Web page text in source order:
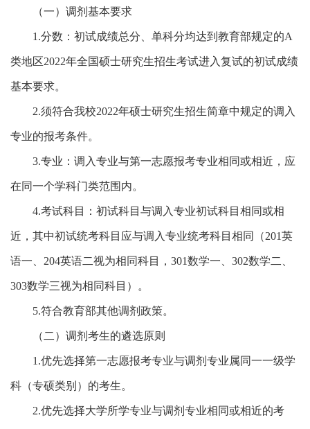
（一）调剂基本要求
1.分数：初试成绩总分、单科分均达到教育部规定的A
类地区2022年全国硕士研究生招生考试进入复试的初试成绩
基本要求。
2.须符合我校2022年硕士研究生招生简章中规定的调入
专业的报考条件。
3.专业：调入专业与第一志愿报考专业相同或相近，应
在同一个学科门类范围内。
4.考试科目：初试科目与调入专业初试科目相同或相
近，其中初试统考科目应与调入专业统考科目相同（201英
语一、 204英语二视为相同科目， 301数学一、 302数学二、
303数学三视为相同科目）。
5.符合教育部其他调剂政策。
（二）调剂考生的遴选原则
1.优先选择第一志愿报考专业与调剂专业属同一一级学
科（专硕类别）的考生。
2.优先选择大学所学专业与调剂专业相同或相近的考